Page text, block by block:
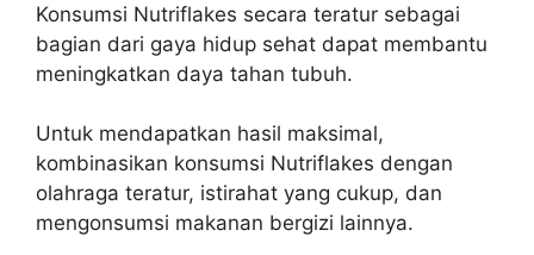
Konsumsi Nutriflakes secara teratur sebagai
bagian dari gaya hidup sehat dapat membantu
meningkatkan daya tahan tubuh.
Untuk mendapatkan hasil maksimal,
kombinasikan konsumsi Nutriflakes dengan
olahraga teratur, istirahat yang cukup, dan
mengonsumsi makanan bergizi lainnya.